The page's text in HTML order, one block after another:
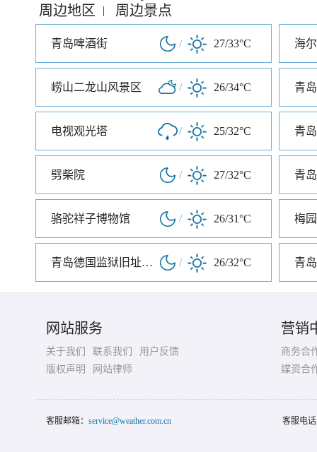
周边地区 | 周边景点
青岛啤酒街 / 27/33°C 海
崂山二龙山风景区 / 26/34°C
电视观光塔 / 25/32°C 青
劈柴院 / 27/32°C 青
骆驼祥子博物馆 / 26/31°C 梅园
青岛德国监狱旧址博物馆 / 26/32°C 青
网站服务
关于我们 联系我们
用户反馈
版权声明
网站律师
营销
商务合
媒资合
客服邮箱： service@weather.com.cn 客服电